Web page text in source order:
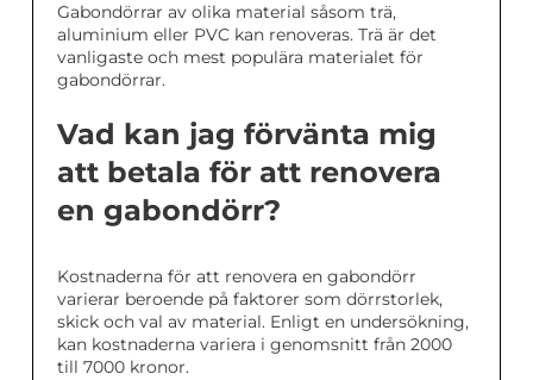
Gabondörrar av olika material såsom trä,
aluminium eller PVC kan renoveras. Trä är det
vanligaste och mest populära materialet för
gabondörrar.
Vad kan jag förvänta mig
att betala för att renovera
en gabondörr?
Kostnaderna för att renovera en gabondörr
varierar beroende på faktorer som dörrstorlek,
skick och val av material. Enligt en undersökning,
kan kostnaderna variera i genomsnitt från 2000
till 7000 kronor.